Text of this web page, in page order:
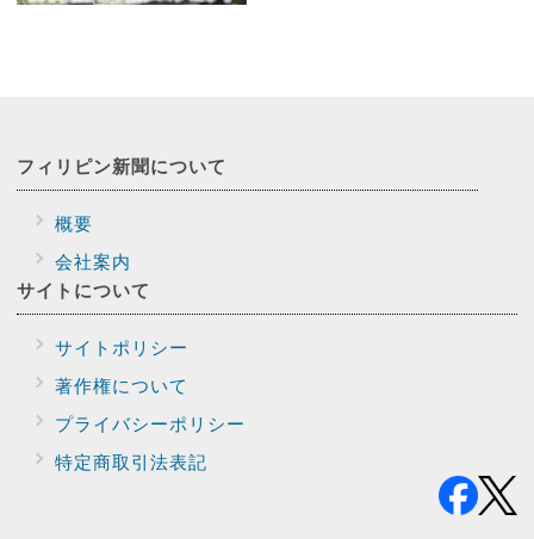
フィリピン新聞について
概要
会社案内
サイトについて
サイトポリシー
著作権について
プライバシーポリシー
特定商取引法表記